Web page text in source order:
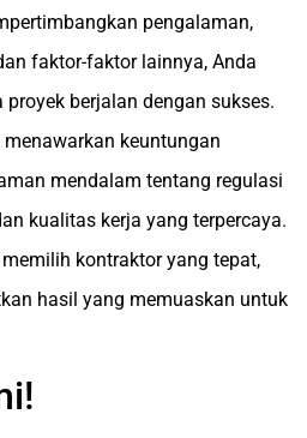
pengalaman,
faktor-faktor lainnya, Anda
berjalan dengan sukses.
keuntungan
mendalam tentang regulasi
kualitas kerja yang terpercaya.
kontraktor yang tepat,
hasil yang memuaskan untuk